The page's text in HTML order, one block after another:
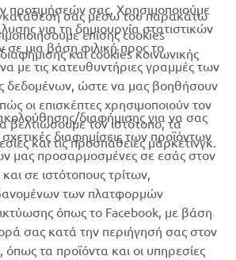
προτιμήσεών σας. Χρησιμοποιούμε
για τη δημιουργία στατιστικών
σε μια βάση φιλική προς το
με τις κατευθυντήριες γραμμές των
δεδομένων, ώστε να μας βοηθήσουν
οι επισκέπτες χρησιμοποιούν τον
βελτιώσουμε τον ιστότοπο, τα
και τις προσπάθειες μάρκετινγκ.
σας μέσω του παρακάτω
επίσης cookies
και cookies κοινωνικής
διαφήμισης για να σας
διαφημίσεις των προϊόντων
μας προσαρμοσμένες σε εσάς στον
σε ιστότοπους τρίτων,
των πλατφορμών
όπως το Facebook, με βάση
σας κατά την περιήγησή σας στον
όπως τα προϊόντα και οι υπηρεσίες